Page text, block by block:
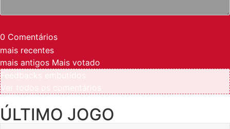
0 Comentários
mais recentes
mais antigos Mais votado
ÚLTIMO JOGO